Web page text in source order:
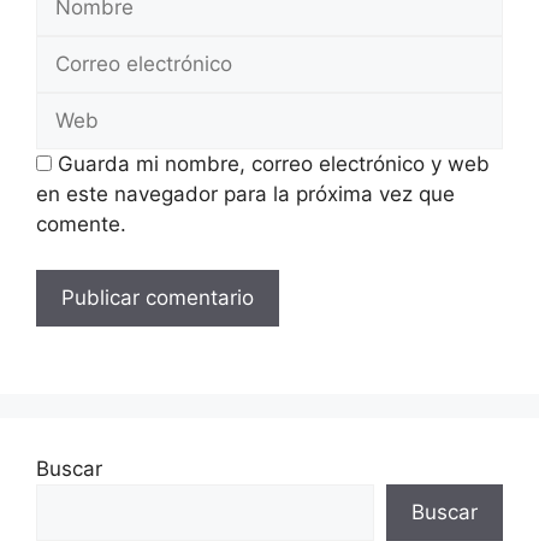
electrónico
Guarda mi nombre, correo electrónico y web
en este navegador para la próxima vez que
comente.
Buscar
Buscar